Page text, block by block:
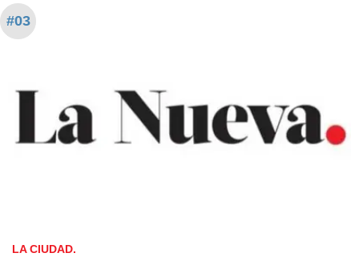
#03
LA CIUDAD.